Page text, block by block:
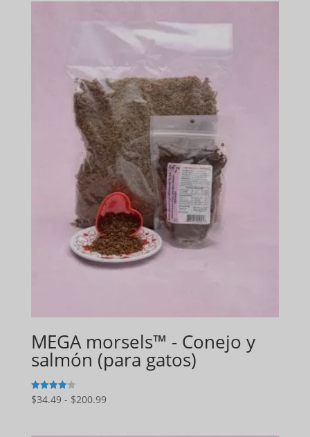
MEGA morsels™ - Conejo y
salmón (para gatos)
4
de 5
$34.49 - $200.99Gama